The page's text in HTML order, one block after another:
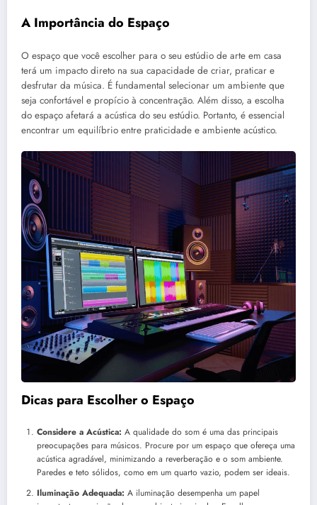
A Importância do Espaço
O espaço que você escolher para o seu estúdio de arte em casa
terá um impacto direto na sua capacidade de criar, praticar e
desfrutar da música. É fundamental selecionar um ambiente que
seja confortável e propício à concentração. Além disso, a escolha
do espaço afetará a acústica do seu estúdio. Portanto, é essencial
encontrar um equilíbrio entre praticidade e ambiente acústico.
Dicas para Escolher o Espaço
Considere a Acústica: A qualidade do som é uma das principais
preocupações para músicos. Procure por um espaço que ofereça uma
acústica agradável, minimizando a reverberação e o som ambiente.
Paredes e teto sólidos, como em um quarto vazio, podem ser ideais.
Iluminação Adequada: A iluminação desempenha um papel